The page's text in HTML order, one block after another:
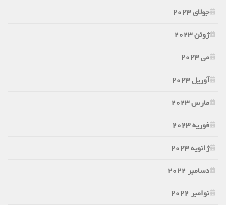
جولای 2023
ژوئن 2023
می 2023
آوریل 2023
مارس 2023
فوریه 2023
ژانویه 2023
دسامبر 2022
نوامبر 2022